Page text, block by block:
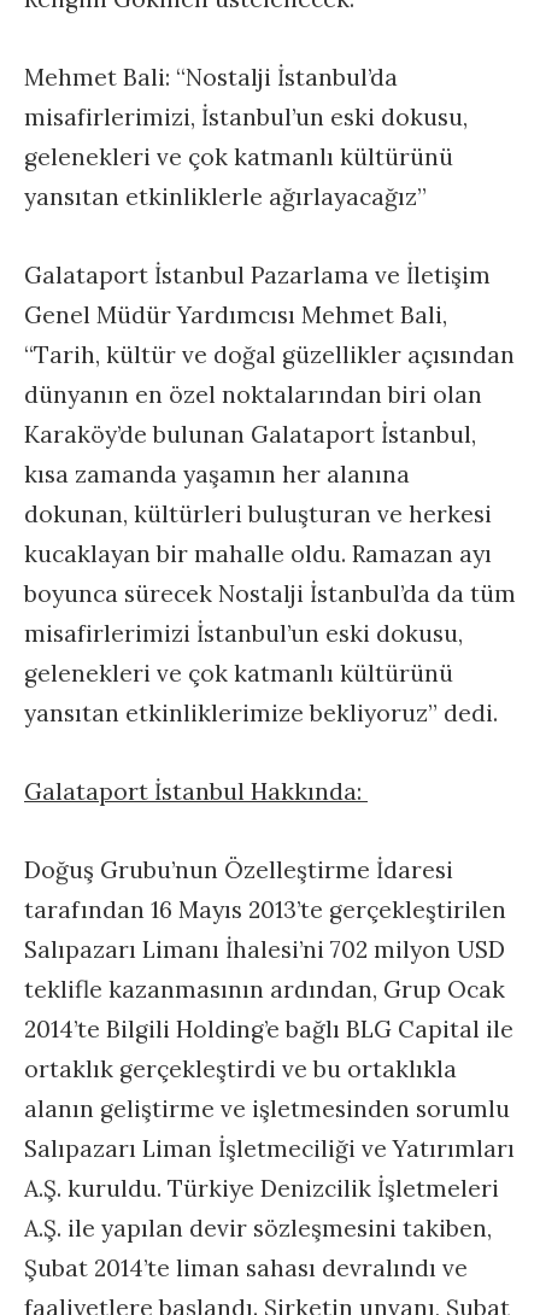
Mehmet Bali: “Nostalji İstanbul’da
misafirlerimizi, İstanbul’un eski dokusu,
gelenekleri ve çok katmanlı kültürünü
yansıtan etkinliklerle ağırlayacağız”
Galataport İstanbul Pazarlama ve İletişim
Genel Müdür Yardımcısı Mehmet Bali,
“Tarih, kültür ve doğal güzellikler açısından
dünyanın en özel noktalarından biri olan
Karaköy’de bulunan Galataport İstanbul,
kısa zamanda yaşamın her alanına
dokunan, kültürleri buluşturan ve herkesi
kucaklayan bir mahalle oldu. Ramazan ayı
boyunca sürecek Nostalji İstanbul’da da tüm
misafirlerimizi İstanbul’un eski dokusu,
gelenekleri ve çok katmanlı kültürünü
yansıtan etkinliklerimize bekliyoruz” dedi.
Galataport İstanbul Hakkında:
Doğuş Grubu’nun Özelleştirme İdaresi
tarafından 16 Mayıs 2013’te gerçekleştirilen
Salıpazarı Limanı İhalesi’ni 702 milyon USD
teklifle kazanmasının ardından, Grup Ocak
2014’te Bilgili Holding’e bağlı BLG Capital ile
ortaklık gerçekleştirdi ve bu ortaklıkla
alanın geliştirme ve işletmesinden sorumlu
Salıpazarı Liman İşletmeciliği ve Yatırımları
A.Ş. kuruldu. Türkiye Denizcilik İşletmeleri
A.Ş. ile yapılan devir sözleşmesini takiben,
Şubat 2014’te liman sahası devralındı ve
faaliyetlere başlandı. Şirketin unvanı, Şubat